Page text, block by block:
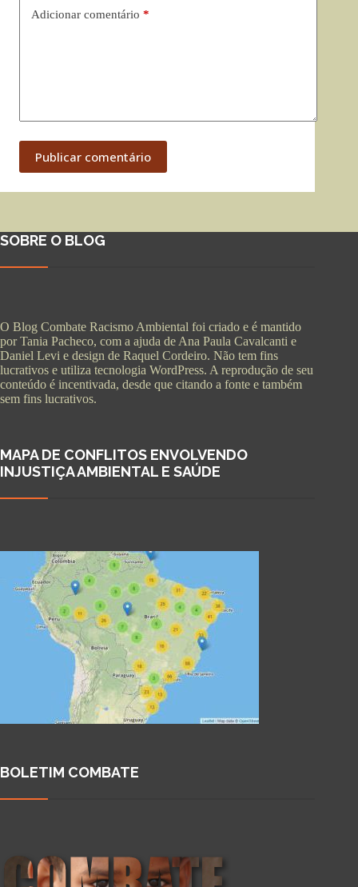
Adicionar comentário *
Publicar comentário
SOBRE O BLOG
O Blog Combate Racismo Ambiental foi criado e é mantido
por Tania Pacheco, com a ajuda de Ana Paula Cavalcanti e
Daniel Levi e design de Raquel Cordeiro. Não tem fins
lucrativos e utiliza tecnologia WordPress. A reprodução de seu
conteúdo é incentivada, desde que citando a fonte e também
sem fins lucrativos.
MAPA DE CONFLITOS ENVOLVENDO
INJUSTIÇA AMBIENTAL E SAÚDE
BOLETIM COMBATE